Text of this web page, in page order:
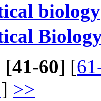
biology
[41-60] [
] >>